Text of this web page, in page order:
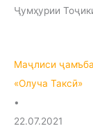
Ҷумҳурии
Маҷлиси
«Олуча Таксӣ»
•
22.07.2021